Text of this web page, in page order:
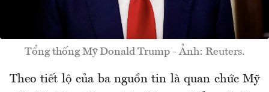
Tổng thống Mỹ Donald Trump - Ảnh: Reuters.
Theo tiết lộ của ba nguồn tin là quan chức Mỹ